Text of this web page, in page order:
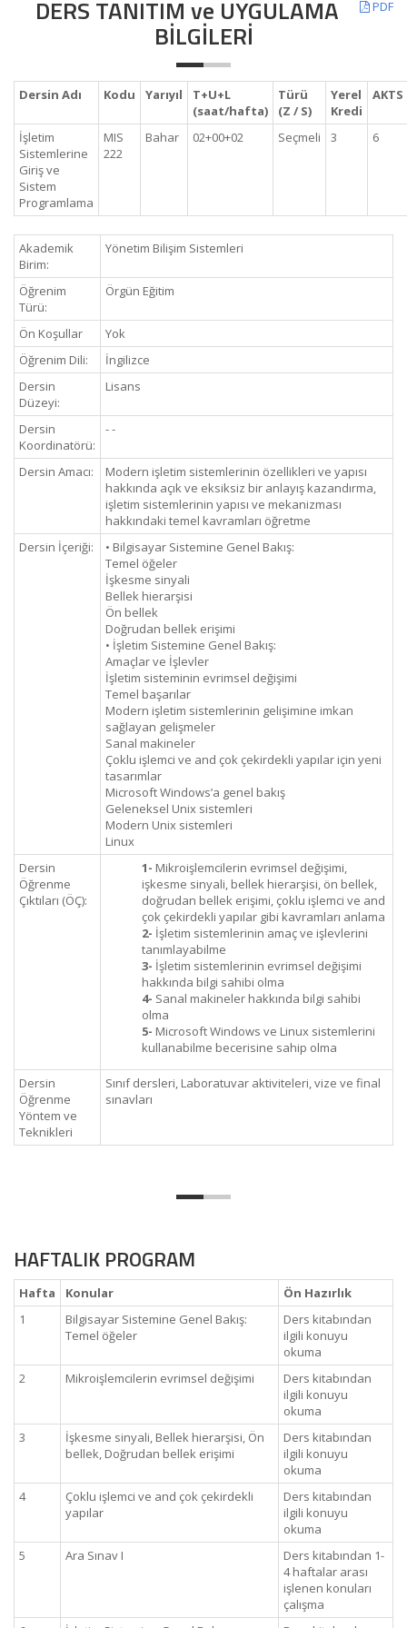
PDF
DERS TANITIM ve UYGULAMA
BİLGİLERİ
Dersin Adı Kodu Yarıyıl
T+U+L
(saat/hafta)
Türü
(Z / S)
Yerel
Kredi
AKTS
İşletim
Sistemlerine
Giriş ve
Sistem
Programlama
MIS
222
Bahar 02+00+02 Seçmeli 3 6
Akademik
Birim:
Yönetim Bilişim Sistemleri
Öğrenim
Türü:
Örgün Eğitim
Ön Koşullar
Yok
Öğrenim Dili:
İngilizce
Dersin
Düzeyi:
Lisans
Dersin
Koordinatörü:
- -
Dersin Amacı:
Modern işletim sistemlerinin özellikleri ve yapısı
hakkında açık ve eksiksiz bir anlayış kazandırma,
işletim sistemlerinin yapısı ve mekanizması
hakkındaki temel kavramları öğretme
Dersin İçeriği:
• Bilgisayar Sistemine Genel Bakış:
Temel öğeler
İşkesme sinyali
Bellek hierarşisi
Ön bellek
Doğrudan bellek erişimi
• İşletim Sistemine Genel Bakış:
Amaçlar ve İşlevler
İşletim sisteminin evrimsel değişimi
Temel başarılar
Modern işletim sistemlerinin gelişimine imkan
sağlayan gelişmeler
Sanal makineler
Çoklu işlemci ve and çok çekirdekli yapılar için yeni
tasarımlar
Microsoft Windows’a genel bakış
Geleneksel Unix sistemleri
Modern Unix sistemleri
Linux
Dersin
Öğrenme
Çıktıları (ÖÇ):
1- Mikroişlemcilerin evrimsel değişimi,
işkesme sinyali, bellek hierarşisi, ön bellek,
doğrudan bellek erişimi, çoklu işlemci ve and
çok çekirdekli yapılar gibi kavramları anlama
2- İşletim sistemlerinin amaç ve işlevlerini
tanımlayabilme
3- İşletim sistemlerinin evrimsel değişimi
hakkında bilgi sahibi olma
4- Sanal makineler hakkında bilgi sahibi
olma
5- Microsoft Windows ve Linux sistemlerini
kullanabilme becerisine sahip olma
Dersin
Öğrenme
Yöntem ve
Teknikleri
Sınıf dersleri, Laboratuvar aktiviteleri, vize ve final
sınavları
HAFTALIK PROGRAM
Hafta Konular
Ön Hazırlık
1
Bilgisayar Sistemine Genel Bakış:
Temel öğeler
Ders kitabından
ilgili konuyu
okuma
2
Mikroişlemcilerin evrimsel değişimi
Ders kitabından
ilgili konuyu
okuma
3
İşkesme sinyali, Bellek hierarşisi, Ön
bellek, Doğrudan bellek erişimi
Ders kitabından
ilgili konuyu
okuma
4
Çoklu işlemci ve and çok çekirdekli
yapılar
Ders kitabından
ilgili konuyu
okuma
5
Ara Sınav I
Ders kitabından 1-
4 haftalar arası
işlenen konuları
çalışma